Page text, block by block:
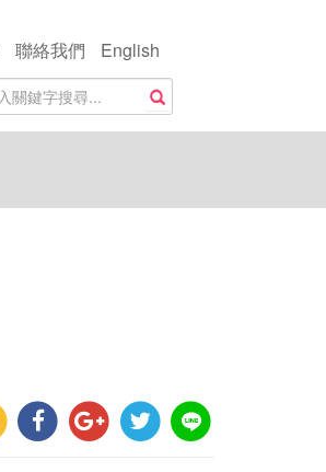
聯絡我們
English
搜尋